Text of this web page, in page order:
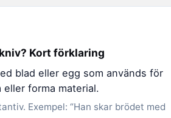
Kort förklaring
blad eller egg som används för
eller forma material.
Exempel: “Han skar brödet med